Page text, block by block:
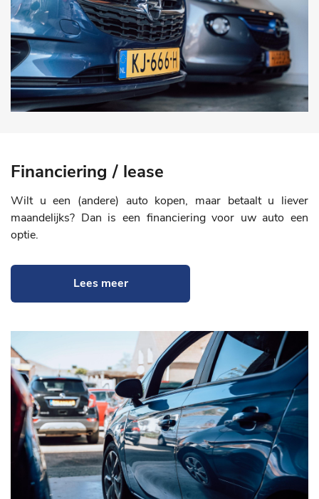
Financiering / lease
Wilt u een (andere) auto kopen, maar betaalt u liever
maandelijks? Dan is een financiering voor uw auto een
optie.
Lees meer